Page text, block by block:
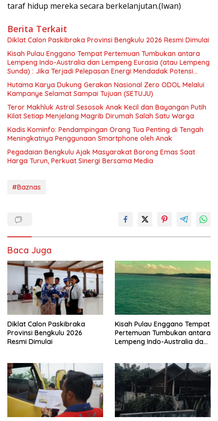
taraf hidup mereka secara berkelanjutan.(Iwan)
Berita Terkait
Diklat Calon Paskibraka Provinsi Bengkulu 2026 Resmi Dimulai
Kisah Pulau Enggano Tempat Pertemuan Tumbukan antara
Lempeng Indo-Australia dan Lempeng Eurasia (atau Lempeng
Sunda) : Jika Terjadi Pelepasan Energi Mendadak Potensi
Gempa 8.4 SR dan Picu Tsunami 15 Meter
Hutama Karya Dukung Gerakan Nasional Zero ODOL Melalui
Kampanye Selamat Sampai Tujuan (SETUJU)
Teror Makhluk Astral Sesosok Anak Kecil dan Bayangan Putih
Kilat Setiap Menjelang Magrib Dirumah Salah Satu Warga
Kadis Kominfo: Pendampingan Orang Tua Penting di Tengah
Meningkatnya Penggunaan Smartphone oleh Anak
Pegadaian Bengkulu Ajak Masyarakat Borong Emas Saat
Harga Turun, Perkuat Sinergi Bersama Media
#Baznas
Baca Juga
Diklat Calon Paskibraka
Provinsi Bengkulu 2026
Resmi Dimulai
Kisah Pulau Enggano Tempat
Pertemuan Tumbukan antara
Lempeng Indo-Australia dan
Terjadi Pelepasan Energi
Mendadak Potensi Gempa
8.4 SR dan Picu Tsunami 15
Meter